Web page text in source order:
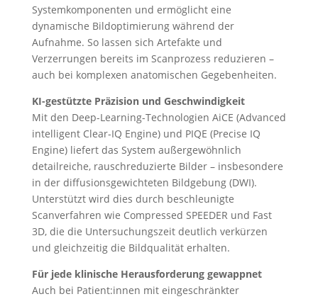
Systemkomponenten und ermöglicht eine
dynamische Bildoptimierung während der
Aufnahme. So lassen sich Artefakte und
Verzerrungen bereits im Scanprozess reduzieren –
auch bei komplexen anatomischen Gegebenheiten.
KI-gestützte Präzision und Geschwindigkeit
Mit den Deep-Learning-Technologien AiCE (Advanced
intelligent Clear-IQ Engine) und PIQE (Precise IQ
Engine) liefert das System außergewöhnlich
detailreiche, rauschreduzierte Bilder – insbesondere
in der diffusionsgewichteten Bildgebung (DWI).
Unterstützt wird dies durch beschleunigte
Scanverfahren wie Compressed SPEEDER und Fast
3D, die die Untersuchungszeit deutlich verkürzen
und gleichzeitig die Bildqualität erhalten.
Für jede klinische Herausforderung gewappnet
Auch bei Patient:innen mit eingeschränkter